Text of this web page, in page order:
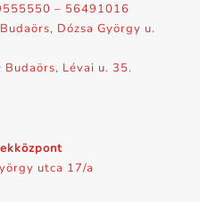
– 56491016
Dózsa György u.
Budaörs, Lévai u. 35.
utca 17/a